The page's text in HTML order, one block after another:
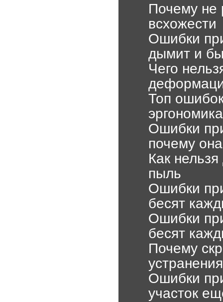
Почему не
всхожести
Ошибки
дымит и
Чего
Топ
эргономика
Ошибки
почему
Как
пыль
Ошибки
бесят
Ошибки
бесят
Почему
устранения
Ошибки
участок